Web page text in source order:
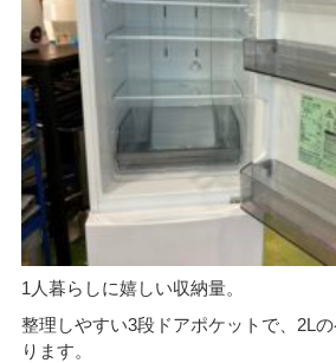
1人暮らしに嬉しい収納量。
整理しやすい3段ドアポケットで、2L
ります。